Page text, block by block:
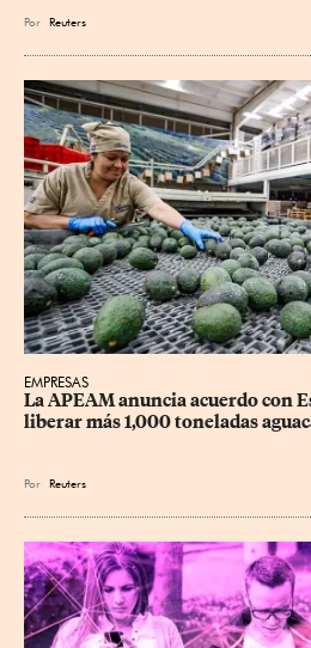
Por Reuters
EMPRESAS
La APEAM anuncia acuerdo con
liberar más 1,000 toneladas
Por Reuters